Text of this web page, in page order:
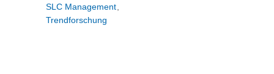
SLC Management,
Trendforschung